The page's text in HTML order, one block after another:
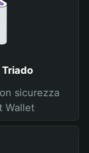
sicurezza
Wallet